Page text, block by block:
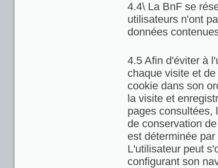
4.4\ La BnF se
utilisateurs n'ont
données
4.5 Afin d'éviter à
chaque visite et
cookie dans son
la visite et
pages consultées,
de conservation
est déterminée
L'utilisateur peut
configurant son